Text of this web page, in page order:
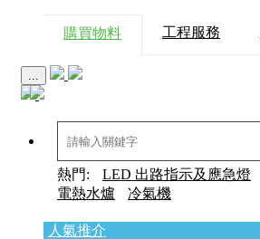
購買物料 工程服務
...
熱門: LED 出路指示及應急燈
電熱水爐
冷氣機
人氣推介